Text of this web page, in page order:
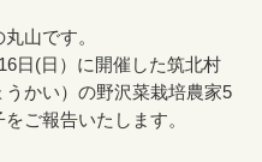
山です。
日(日）に開催した筑北村
かい）の野沢菜栽培農家5
ご報告いたします。